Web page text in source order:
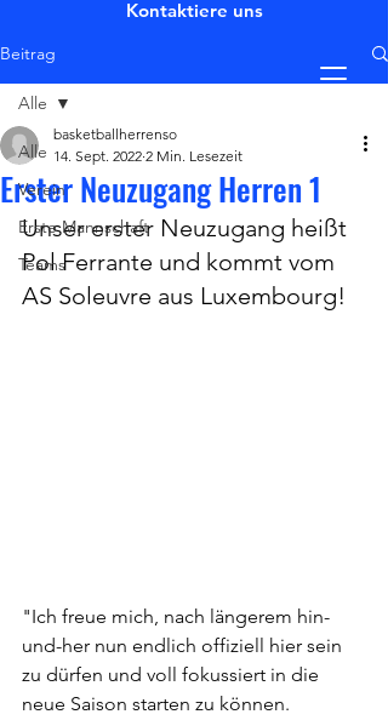
Kontaktiere uns
Beitrag
Alle
Verein
Erste Mannschaft
Teams
Alle
Erster Neuzugang Herren 1
basketballherrenso
14. Sept. 2022 2 Min. Lesezeit
Unser erster Neuzugang heißt
Pol Ferrante und kommt vom
AS Soleuvre aus Luxembourg!
"Ich freue mich, nach längerem hin-
und-her nun endlich offiziell hier sein
zu dürfen und voll fokussiert in die
neue Saison starten zu können.